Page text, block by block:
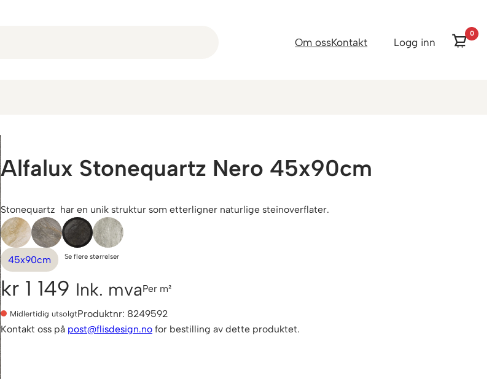
Om ossKontakt Logg inn
0
Alfalux Stonequartz Nero 45x90cm
Stonequartz har en unik struktur som etterligner naturlige steinoverflater.
45x90cm Se flere størrelser
kr 1 149 Ink. mvaPer m²
Midlertidig utsolgtProduktnr: 8249592
Kontakt oss på post@flisdesign.no for bestilling av dette produktet.